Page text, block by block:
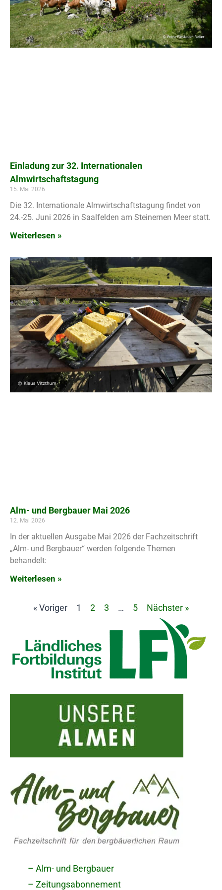
Einladung zur 32. Internationalen
Almwirtschaftstagung
15. Mai 2026
Die 32. Internationale Almwirtschaftstagung findet von
24.-25. Juni 2026 in Saalfelden am Steinernen Meer statt.
Weiterlesen »
Alm- und Bergbauer Mai 2026
12. Mai 2026
In der aktuellen Ausgabe Mai 2026 der Fachzeitschrift
„Alm- und Bergbauer“ werden folgende Themen
behandelt:
Weiterlesen »
« Voriger 1 2 3 … 5 Nächster »
– Alm- und Bergbauer
– Zeitungsabonnement